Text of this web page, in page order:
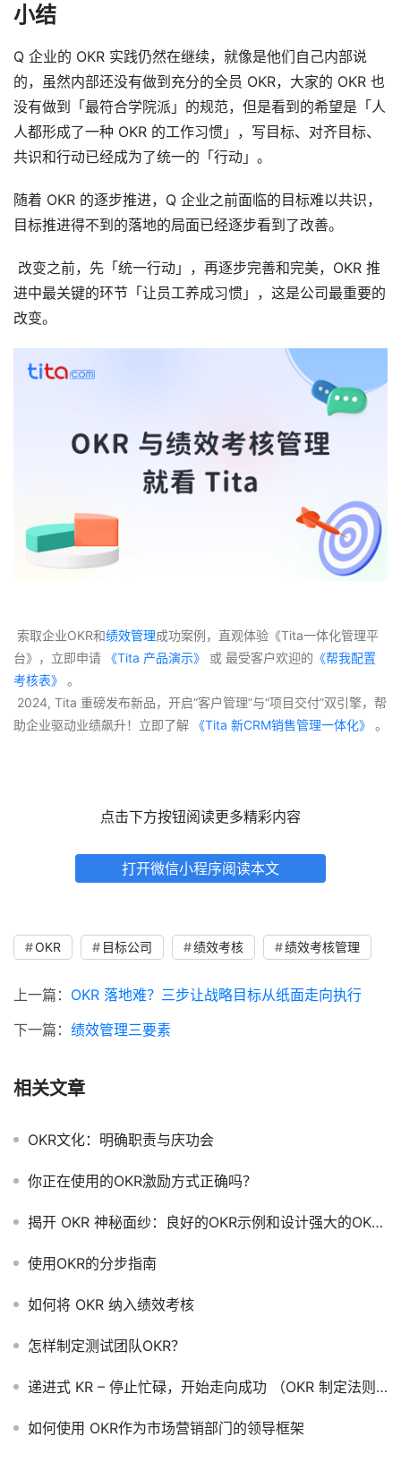
小结
Q 企业的 OKR 实践仍然在继续，就像是他们自己内部说
的，虽然内部还没有做到充分的全员 OKR，大家的 OKR 也
没有做到「最符合学院派」的规范，但是看到的希望是「人
人都形成了一种 OKR 的工作习惯」，写目标、对齐目标、
共识和行动已经成为了统一的「行动」。
随着 OKR 的逐步推进，Q 企业之前面临的目标难以共识，
目标推进得不到的落地的局面已经逐步看到了改善。
进中最关键的环节「让员工养成习惯」，这是公司最重要的
改变。
索取企业OKR和绩效管理成功案例，直观体验《Tita一体化管理平
台》，立即申请 《Tita 产品演示》 或 最受客户欢迎的 《帮我配置
考核表》
。
助企业驱动业绩飙升！立即了解 《Tita 新CRM销售管理一体化》 。
点击下方按钮阅读更多精彩内容
打开微信小程序阅读本文
OKR 目标公司 绩效考核 绩效考核管理
上一篇： OKR 落地难？三步让战略目标从纸面走向执行
下一篇： 绩效管理三要素
相关文章
OKR文化：明确职责与庆功会
你正在使用的OKR激励方式正确吗？
揭开 OKR 神秘面纱：良好的OKR示例和设计强大的OKR应用 – 第2部分，共5部分
使用OKR的分步指南
如何将 OKR 纳入绩效考核
怎样制定测试团队OKR？
递进式 KR – 停止忙碌，开始走向成功 （OKR 制定法则）
如何使用 OKR作为市场营销部门的领导框架